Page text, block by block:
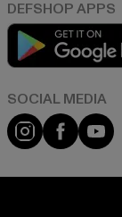
Instagram